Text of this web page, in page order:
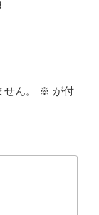
ん。 ※ が付